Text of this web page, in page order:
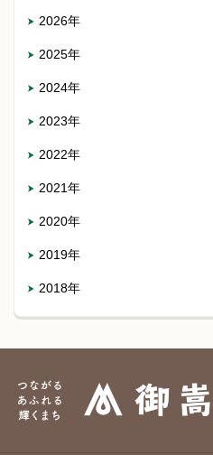
2026年
2025年
2024年
2023年
2022年
2021年
2020年
2019年
2018年